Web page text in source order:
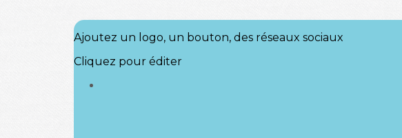
Ajoutez un logo, un bouton, des réseaux sociaux
Cliquez pour éditer